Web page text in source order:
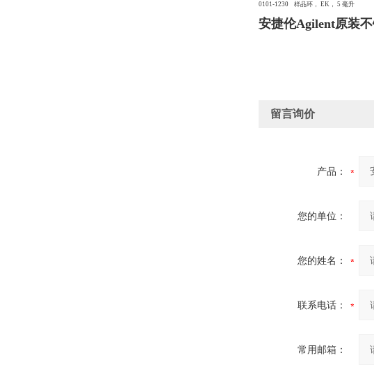
0101-1230 样品环， EK， 5 毫升
安捷伦Agilent原装
留言询价
产品：
您的单位：
您的姓名：
联系电话：
常用邮箱：